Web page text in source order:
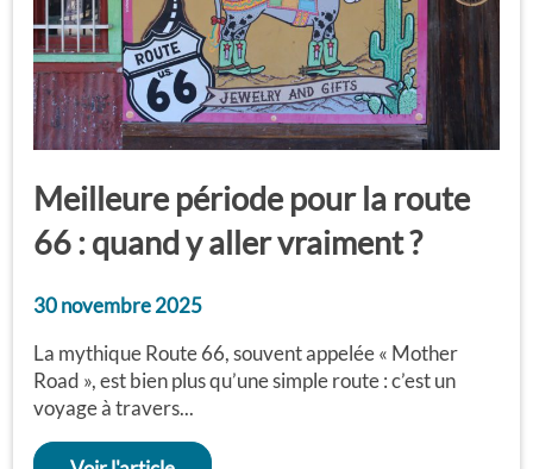
Meilleure période pour la route
66 : quand y aller vraiment ?
30 novembre 2025
La mythique Route 66, souvent appelée « Mother
Road », est bien plus qu’une simple route : c’est un
voyage à travers...